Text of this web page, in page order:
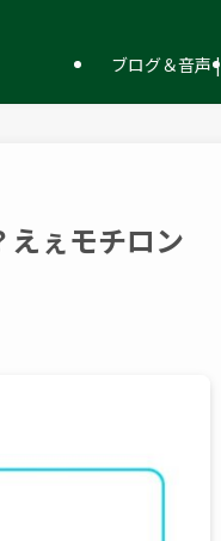
ブログ＆音声 |
ぇモチロン